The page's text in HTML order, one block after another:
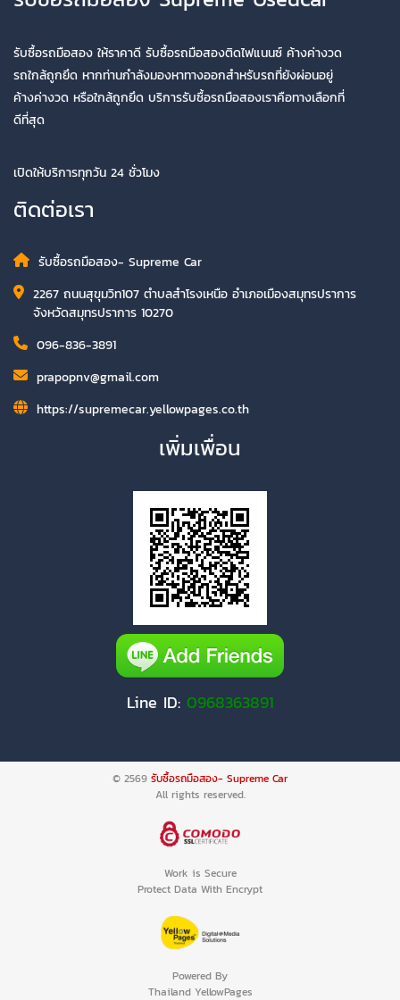
รับซื้อรถมือสอง ให้ราคาดี รับซื้อรถมือสองติดไฟแนนซ์ ค้างค่างวด
รถใกล้ถูกยึด หากท่านกำลังมองหาทางออกสำหรับรถที่ยังผ่อนอยู่
ค้างค่างวด หรือใกล้ถูกยึด บริการรับซื้อรถมือสองเราคือทางเลือกที่
ดีที่สุด
เปิดให้บริการทุกวัน 24 ชั่วโมง
ติดต่อเรา
รับซื้อรถมือสอง- Supreme Car
2267 ถนนสุขุมวิท107 ตำบลสำโรงเหนือ อำเภอเมืองสมุทรปราการ
จังหวัดสมุทรปราการ 10270
096-836-3891
prapopnv@gmail.com
https://supremecar.yellowpages.co.th
เพิ่มเพื่อน
Line ID: 0968363891
© 2569 รับซื้อรถมือสอง- Supreme Car
All rights reserved.
Work is Secure
Protect Data With Encrypt
Powered By
Thailand YellowPages